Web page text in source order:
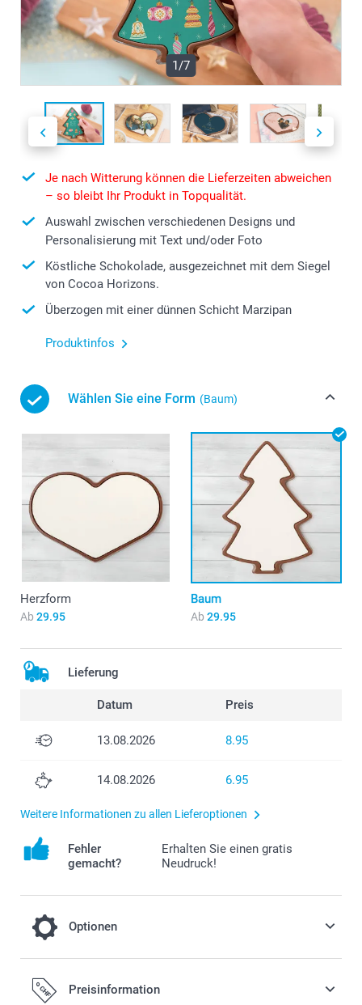
1/7
Je nach Witterung können die Lieferzeiten abweichen
– so bleibt Ihr Produkt in Topqualität.
Auswahl zwischen verschiedenen Designs und
Personalisierung mit Text und/oder Foto
Köstliche Schokolade, ausgezeichnet mit dem Siegel
von Cocoa Horizons.
Überzogen mit einer dünnen Schicht Marzipan
Produktinfos
Wählen Sie eine Form (Baum)
Herzform
Ab 29.95
Baum
Ab 29.95
Lieferung
Datum Preis
13.08.2026 8.95
14.08.2026 6.95
Weitere Informationen zu allen Lieferoptionen
Fehler
gemacht?
Erhalten Sie einen gratis
Neudruck!
Optionen
Sommerliche Temperaturen?
Preisinformation